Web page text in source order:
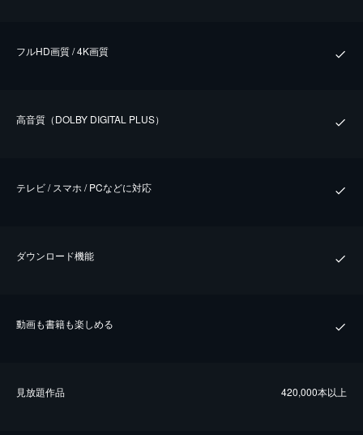
フルHD画質 / 4K画質
⾼⾳質（DOLBY DIGITAL PLUS）
テレビ / スマホ / PCなどに対応
ダウンロード機能
動画も書籍も楽しめる
⾒放題作品 420,000本以上